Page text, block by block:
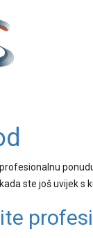
ste još uvijek s